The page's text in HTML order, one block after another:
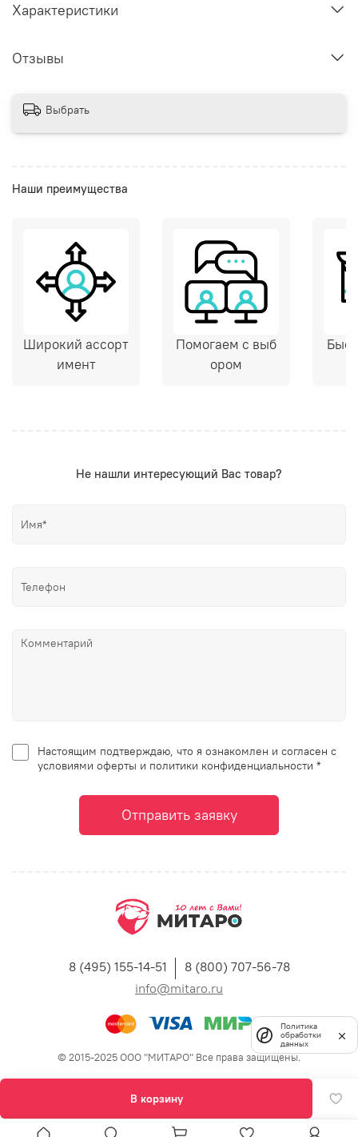
В корзину
Характеристики
Отзывы
Выбрать
Наши преимущества
Широкий ассорт
имент
Помогаем с выб
ором
Не нашли интересующий Вас товар?
Настоящим подтверждаю, что я ознакомлен и согласен с
условиями оферты и политики конфиденциальности *
Отправить заявку
8 (495) 155-14-51
8 (800) 707-56-78
info@mitaro.ru
© 2015-2025 ООО "МИТАРО" Все права защищены.
Политика
обработки
данных